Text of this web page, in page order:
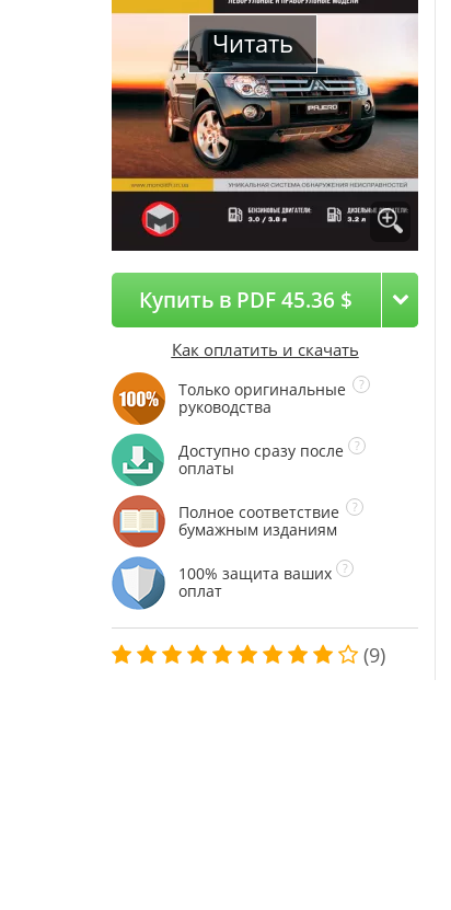
Читать
Купить в PDF 45.36 $
Как оплатить и скачать
Только оригинальные
руководства
Доступно сразу после
оплаты
Полное соответствие
бумажным изданиям
100% защита ваших
оплат
(9)